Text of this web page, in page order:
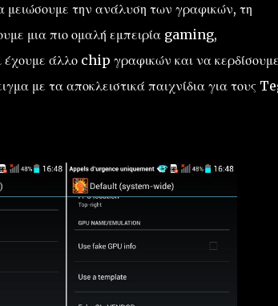
μειώσουμε την ανάλυση των γραφικών, τη
μια πιο ομαλή εμπειρία gaming,
έχουμε άλλο chip γραφικών και να
με τα αποκλειστικά παιχνίδια για τους